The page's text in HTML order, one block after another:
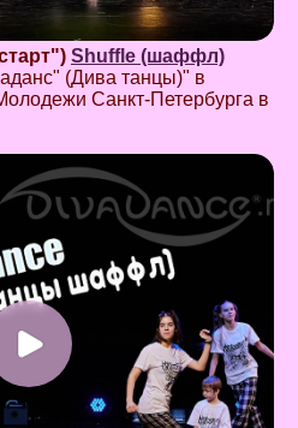
Shuffle (шаффл)
(Дива танцы)" в
Санкт-Петербурга в